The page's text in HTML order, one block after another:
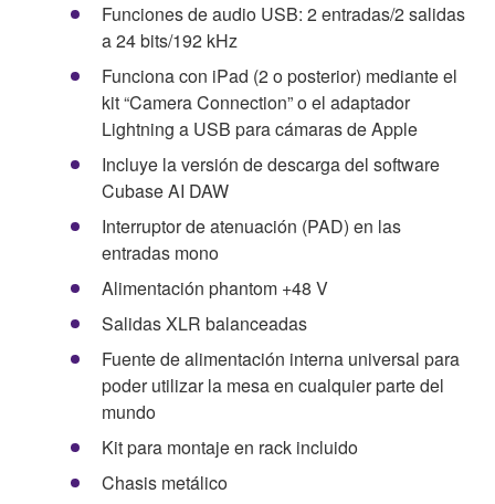
Funciones de audio USB: 2 entradas/2 salidas
a 24 bits/192 kHz
Funciona con iPad (2 o posterior) mediante el
kit “Camera Connection” o el adaptador
Lightning a USB para cámaras de Apple
Incluye la versión de descarga del software
Cubase AI DAW
Interruptor de atenuación (PAD) en las
entradas mono
Alimentación phantom +48 V
Salidas XLR balanceadas
Fuente de alimentación interna universal para
poder utilizar la mesa en cualquier parte del
mundo
Kit para montaje en rack incluido
Chasis metálico